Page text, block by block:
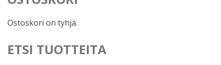
Ostoskori on tyhjä.
ETSI TUOTTEITA